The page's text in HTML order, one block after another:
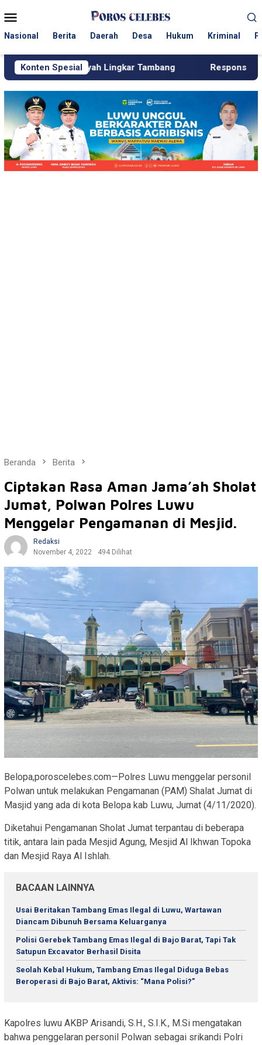
ke
Mobile
Nasional Berita Daerah Desa Hukum Kriminal
Konten Spesial
Lingkar Tambang Respons Cepat KJM PT MDA,
Beranda Berita
Ciptakan Rasa Aman Jama’ah Sholat
Jumat, Polwan Polres Luwu
Menggelar Pengamanan di Mesjid.
Redaksi
November 4, 2022
494 Dilihat
Belopa,poroscelebes.com—Polres Luwu menggelar personil
Polwan untuk melakukan Pengamanan (PAM) Shalat Jumat di
Masjid yang ada di kota Belopa kab Luwu, Jumat (4/11/2020).
Diketahui Pengamanan Sholat Jumat terpantau di beberapa
titik, antara lain pada Mesjid Agung, Mesjid Al Ikhwan Topoka
dan Mesjid Raya Al Ishlah.
BACAAN LAINNYA
Usai Beritakan Tambang Emas Ilegal di Luwu, Wartawan
Diancam Dibunuh Bersama Keluarganya
Polisi Gerebek Tambang Emas Ilegal di Bajo Barat, Tapi Tak
Satupun Excavator Berhasil Disita
Seolah Kebal Hukum, Tambang Emas Ilegal Diduga Bebas
Beroperasi di Bajo Barat, Aktivis: “Mana Polisi?”
Kapolres luwu AKBP Arisandi, S.H., S.I.K., M.Si mengatakan
bahwa penggelaran personil Polwan sebagai srikandi Polri